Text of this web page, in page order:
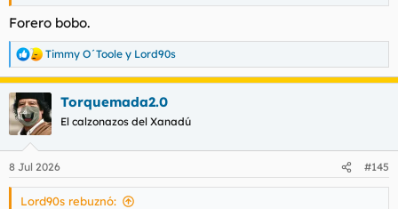
Forero bobo.
R
e
a
c
c
i
e
s
Timmy O´Toole y Lord90s
Torquemada2.0
El calzonazos del Xanadú
8 Jul 2026 #145
Lord90s rebuznó: